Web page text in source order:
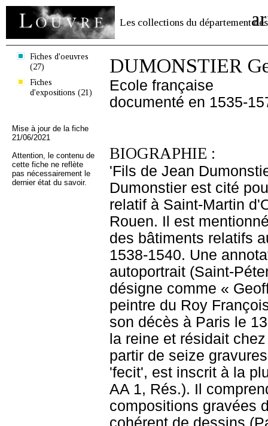
Les collections du département des
Fiches d'oeuvres
(27)
Fiches
d'expositions (21)
Mise à jour de la fiche
21/06/2021
Attention, le contenu de
cette fiche ne reflète
pas nécessairement le
dernier état du savoir.
DUMONSTIER
Ecole française
documenté en 1535-
BIOGRAPHIE :
'Fils de Jean
Dumonstier est cité
relatif à Saint-Martin
Rouen. Il est
des bâtiments relatifs
1538-1540. Une
autoportrait (Saint-
désigne comme «
peintre du Roy
son décès à Paris le
la reine et résidait
partir de seize
'fecit', est inscrit à la
AA 1, Rés.). Il
compositions gravées
cohérent de dessins